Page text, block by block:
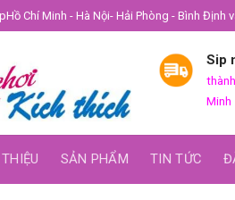
Chí Minh - Hà Nội- Hải Phòng - Bình Định
Sip
Minh
SẢN PHẨM TIN TỨC